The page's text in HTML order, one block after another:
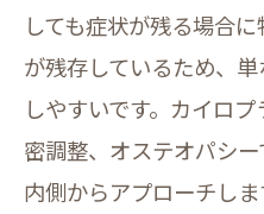
しても症状が残る場合
が残存しているため、
しやすいです。カイロ
密調整、オステオパシ
内側からアプローチしま